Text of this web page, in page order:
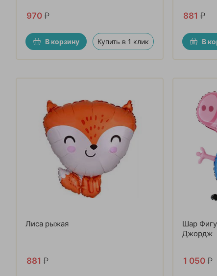
970 ₽
В корзину Купить в 1 клик
881 ₽
В
Лиса рыжая
881 ₽
Шар
Джордж
1 050 ₽